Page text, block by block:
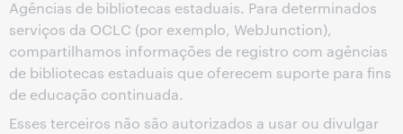
Agências de bibliotecas estaduais. Para determinados
serviços da OCLC (por exemplo, WebJunction),
compartilhamos informações de registro com agências
de bibliotecas estaduais que oferecem suporte para fins
de educação continuada.
Esses terceiros não são autorizados a usar ou divulgar